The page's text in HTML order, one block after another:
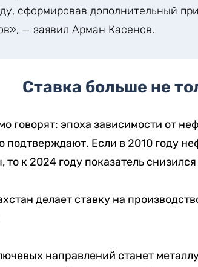
сформировав дополнительный
— заявил Арман Касенов.
Ставка больше не
говорят: эпоха зависимости от
подтверждают. Если в 2010 году
к 2024 году показатель
делает ставку на
направлений станет